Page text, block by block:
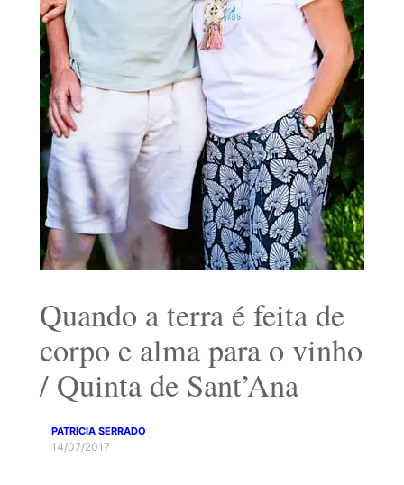
Quando a terra é feita de
corpo e alma para o vinho
/ Quinta de Sant’Ana
PATRÍCIA SERRADO
14/07/2017